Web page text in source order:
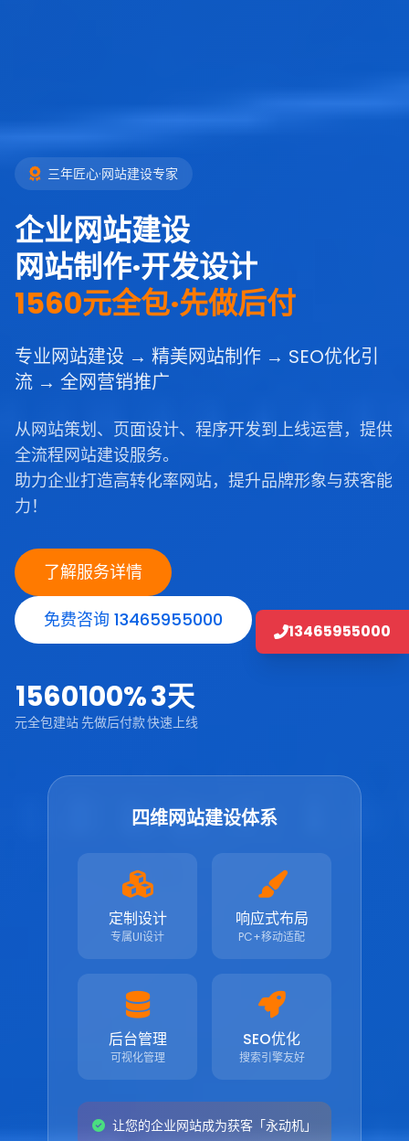
三年匠心·网站建设专家
企业网站建设
网站制作·开发设计
1560元全包·先做后付
专业网站建设 → 精美网站制作 → SEO优化引
流 → 全网营销推广
从网站策划、页面设计、程序开发到上线运营，提供
全流程网站建设服务。
助力企业打造高转化率网站，提升品牌形象与获客能
力！
了解服务详情
免费咨询 13465955000
1560
元全包建站
100%
先做后付款
3天
快速上线
四维网站建设体系
定制设计
专属UI设计
响应式布局
PC+移动适配
后台管理
可视化管理
SEO优化
搜索引擎友好
让您的企业网站成为获客「永动机」
13465955000